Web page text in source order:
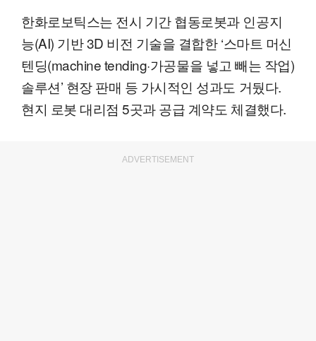
한화로보틱스는 전시 기간 협동로봇과 인공지
능(AI) 기반 3D 비전 기술을 결합한 ‘스마트 머신
텐딩(machine tending·가공물을 넣고 빼는 작업)
솔루션’ 현장 판매 등 가시적인 성과도 거뒀다.
현지 로봇 대리점 5곳과 공급 계약도 체결했다.
ADVERTISEMENT